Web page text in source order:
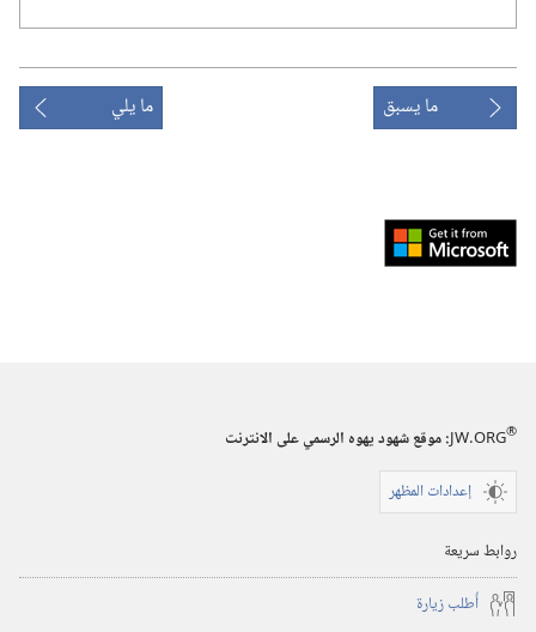
ما يسبق ما يلي
Download
from
جديدة)
JW.ORG®
:‏ موقع شهود يهوه الرسمي على الانترنت
إعدادات المظهر
روابط سريعة
أُطلب زيارة